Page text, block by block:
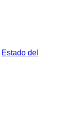
Estado del